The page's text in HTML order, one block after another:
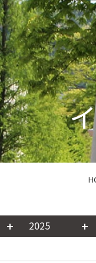
2025